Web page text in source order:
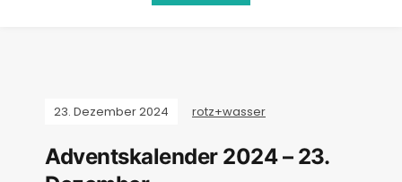
23. Dezember 2024 rotz+wasser
Adventskalender 2024 – 23.